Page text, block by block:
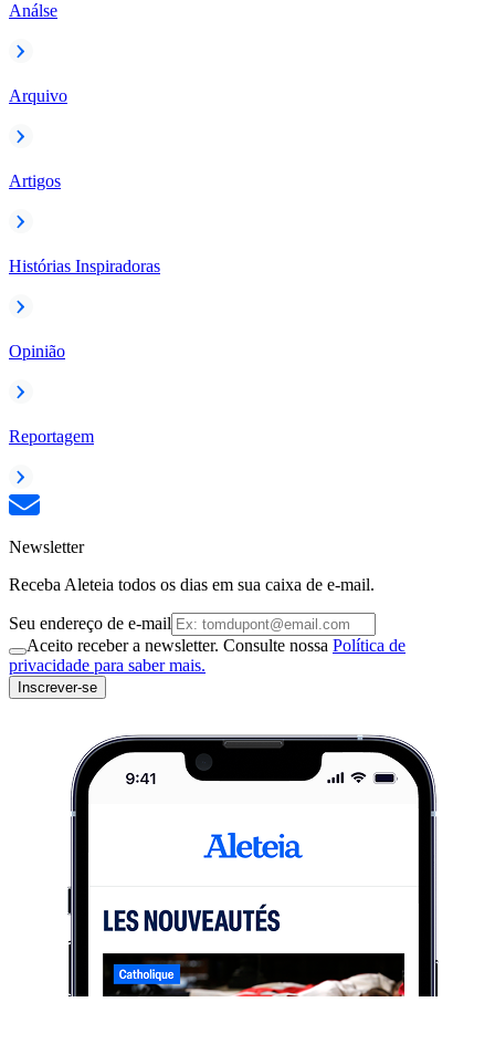
Análse
Arquivo
Artigos
Histórias Inspiradoras
Opinião
Reportagem
Newsletter
Receba Aleteia todos os dias em sua caixa de e-mail.
Seu endereço de e-mail
Aceito receber a newsletter. Consulte nossa Política de
privacidade para saber mais.
Inscrever-se